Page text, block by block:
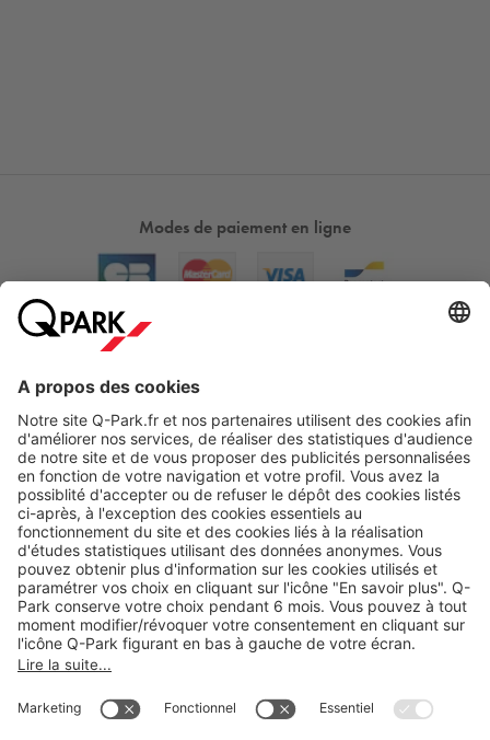
Modes de paiement en ligne
Nos produits
Nos services
Cookies